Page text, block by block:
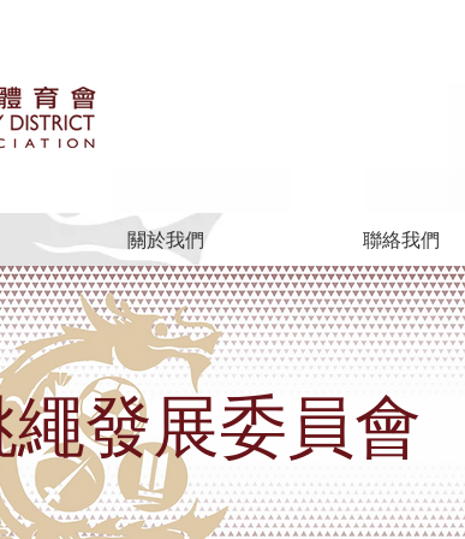
關於我們 聯絡我們
發展委員會